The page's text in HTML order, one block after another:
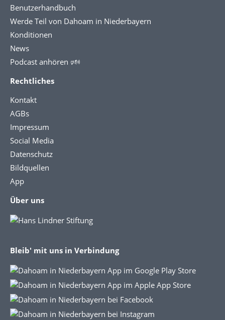
Benutzerhandbuch
Werde Teil von Dahoam in Niederbayern
Konditionen
News
Podcast anhören 🕬
Rechtliches
Kontakt
AGBs
Impressum
Social Media
Datenschutz
Bildquellen
App
Über uns
Bleib' mit uns in Verbindung